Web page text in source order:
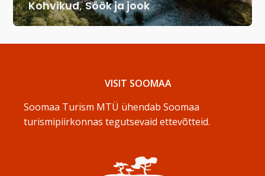
Kohvikud,Söök ja jook
VISIT SOOMAA
Soomaa Turism MTÜ ühendab Soomaa
turismipiirkonnas tegutsevaid ettevõtteid.